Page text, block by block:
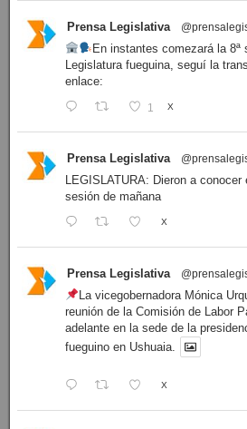
Prensa Legislativa
En instantes comezará la 8ª
Legislatura fueguina, seguí la
enlace:
1 X
Prensa Legislativa
LEGISLATURA: Dieron a
sesión de mañana
X
Prensa Legislativa
La vicegobernadora Mónica
reunión de la Comisión de Labor
adelante en la sede de la
fueguino en Ushuaia.
X